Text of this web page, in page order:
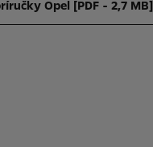
Opel [PDF - 2,7 MB]